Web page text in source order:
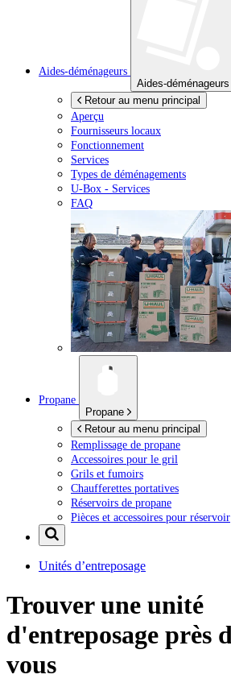
Aides-déménageurs
Aides-déménageurs
Retour au menu principal
Aperçu
Fournisseurs locaux
Fonctionnement
Services
Types de déménagements
U-Box - Services
FAQ
Propane
Propane
Retour au menu principal
Remplissage de propane
Accessoires pour le gril
Grils et fumoirs
Chaufferettes portatives
Réservoirs de propane
Pièces et accessoires pour réservoir
Unités d’entreposage
Trouver une unité
d'entreposage près
vous